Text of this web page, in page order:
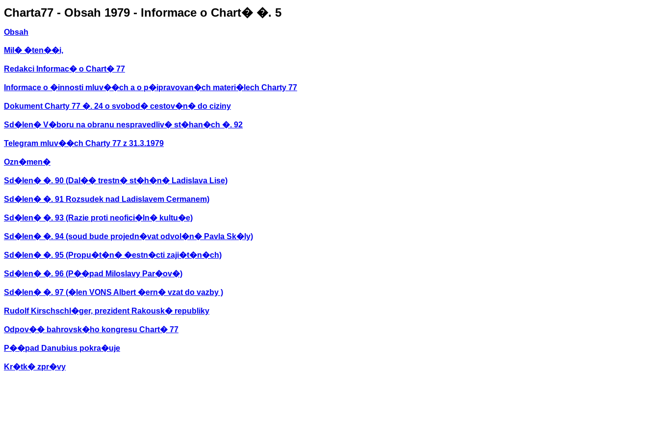
Charta77 - Obsah 1979 - Informace o Chart� �. 5
Obsah
Mil� �ten��i,
Redakci Informac� o Chart� 77
Informace o �innosti mluv��ch a o p�ipravovan�ch materi�lech Charty 77
Dokument Charty 77 �. 24 o svobod� cestov�n� do ciziny
Sd�len� V�boru na obranu nespravedliv� st�han�ch �. 92
Telegram mluv��ch Charty 77 z 31.3.1979
Ozn�men�
Sd�len� �. 90 (Dal�� trestn� st�h�n� Ladislava Lise)
Sd�len� �. 91 Rozsudek nad Ladislavem Cermanem)
Sd�len� �. 93 (Razie proti neofici�ln� kultu�e)
Sd�len� �. 94 (soud bude projedn�vat odvol�n� Pavla Sk�ly)
Sd�len� �. 95 (Propu�t�n� �estn�cti zaji�t�n�ch)
Sd�len� �. 96 (P��pad Miloslavy Par�ov�)
Sd�len� �. 97 (�len VONS Albert �ern� vzat do vazby )
Rudolf Kirschschl�ger, prezident Rakousk� republiky
Odpov�� bahrovsk�ho kongresu Chart� 77
P��pad Danubius pokra�uje
Kr�tk� zpr�vy